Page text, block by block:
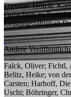
Dietmar;Hölzle,
Gutachten zu
Leistungsfähigkeit
Andere
Falck, Oliver; Fichtl,
Belitz, Heike; von
Carsten; Harhoff,
Uschi; Böhringer,